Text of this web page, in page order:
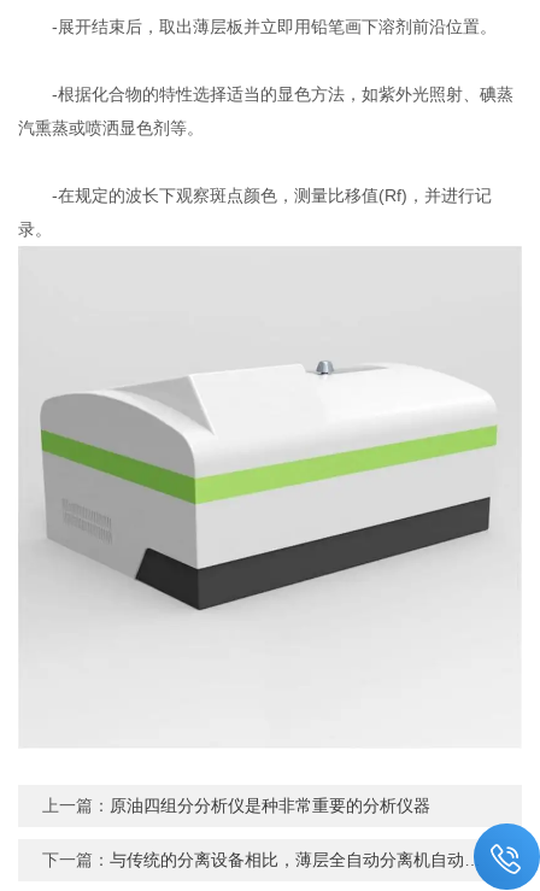
-展开结束后，取出薄层板并立即用铅笔画下溶剂前沿位置。
-根据化合物的特性选择适当的显色方法，如紫外光照射、碘蒸
汽熏蒸或喷洒显色剂等。
-在规定的波长下观察斑点颜色，测量比移值(Rf)，并进行记
录。
上一篇： 原油四组分分析仪是种非常重要的分析仪器
下一篇：与传统的分离设备相比，薄层全自动分离机自动化程度高